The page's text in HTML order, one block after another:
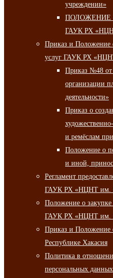
учреждении»
ПОЛОЖЕНИЕ о
ГАУК РХ
Приказ и Положение
услуг ГАУК РХ
Приказ №48 от
организации
деятельности»
Приказ о
и ремёслам
Положение о
и иной,
Регламент
ГАУК РХ «НЦНТ им.
Положение о закупке
ГАУК РХ «НЦНТ им.
Приказ и Положение
Республике Хакасия
Политика в
персональных данных